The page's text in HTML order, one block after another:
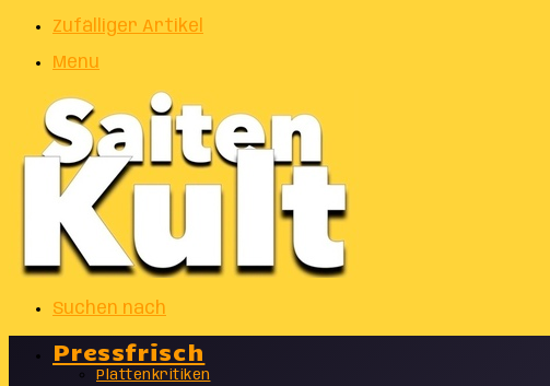
Zufälliger Artikel
Menu
Suchen nach
Pressfrisch
Plattenkritiken